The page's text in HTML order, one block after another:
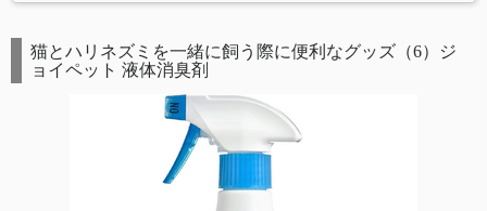
猫とハリネズミを一緒に飼う際に便利なグッズ（6）ジ
ョイペット 液体消臭剤